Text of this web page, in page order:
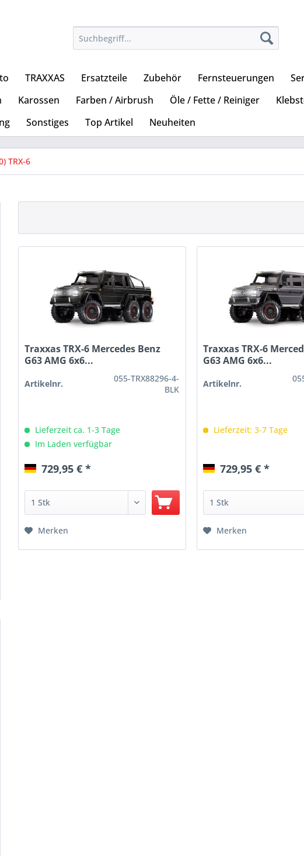
TRAXXAS Ersatzteile Zubehör Fernsteuerungen
Karossen Farben / Airbrush Öle / Fette / Reiniger
Sonstiges Top Artikel Neuheiten
TRX-6
Traxxas TRX-6 Mercedes Benz
G63 AMG 6x6...
Artikelnr.
055-TRX88296-4-
BLK
Lieferzeit ca. 1-3 Tage
Im Laden verfügbar
729,95 € *
Merken
Traxxas TRX-6
G63 AMG 6x6...
Artikelnr.
Lieferzeit: 3-7 Tage
729,95 € *
Merken